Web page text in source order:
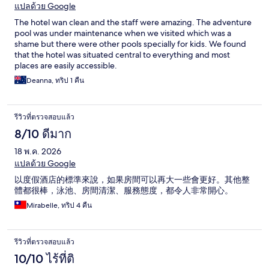
แปลด้วย Google
The hotel wan clean and the staff were amazing. The adventure
pool was under maintenance when we visited which was a
shame but there were other pools specially for kids. We found
that the hotel was situated central to everything and most
places are easily accessible.
Deanna, ทริป 1 คืน
รีวิวที่ตรวจสอบแล้ว
8/10 ดีมาก
18 พ.ค. 2026
แปลด้วย Google
以度假酒店的標準來說，如果房間可以再大一些會更好。其他整
體都很棒，泳池、房間清潔、服務態度，都令人非常開心。
Mirabelle, ทริป 4 คืน
รีวิวที่ตรวจสอบแล้ว
10/10 ไร้ที่ติ